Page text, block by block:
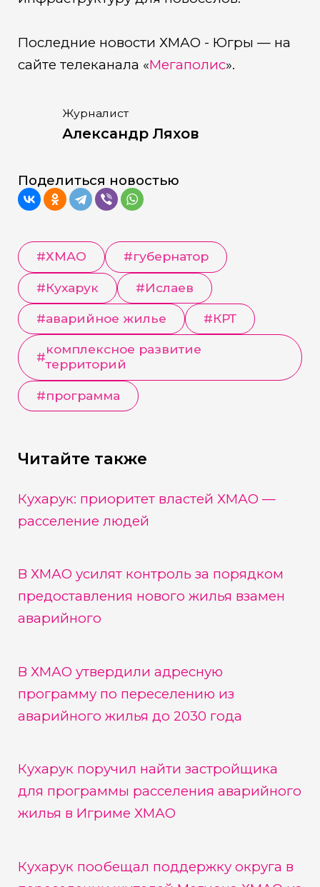
Последние новости ХМАО - Югры — на
сайте телеканала «Мегаполис».
Журналист
Александр Ляхов
Поделиться новостью
#ХМАО #губернатор
#Кухарук #Ислаев
#аварийное жилье #КРТ
#комплексное развитие
территорий
#программа
Читайте также
Кухарук: приоритет властей ХМАО —
расселение людей
В ХМАО усилят контроль за порядком
предоставления нового жилья взамен
аварийного
В ХМАО утвердили адресную
программу по переселению из
аварийного жилья до 2030 года
Кухарук поручил найти застройщика
для программы расселения аварийного
жилья в Игриме ХМАО
Кухарук пообещал поддержку округа в